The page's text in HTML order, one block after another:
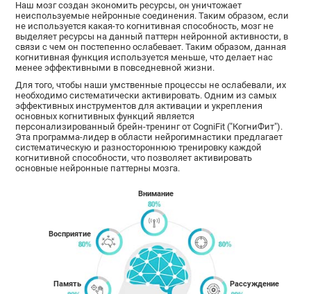
Наш мозг создан экономить ресурсы, он уничтожает
неиспользуемые нейронные соединения. Таким образом, если
не используется какая-то когнитивная способность, мозг не
выделяет ресурсы на данный паттерн нейронной активности, в
связи с чем он постепенно ослабевает. Таким образом, данная
когнитивная функция используется меньше, что делает нас
менее эффективными в повседневной жизни.
Для того, чтобы наши умственные процессы не ослабевали, их
необходимо систематически активировать. Одним из самых
эффективных инструментов для активации и укрепления
основных когнитивных функций является
персонализированный брейн-тренинг от CogniFit ("КогниФит").
Эта программа-лидер в области нейрогимнастики предлагает
систематическую и разностороннюю тренировку каждой
когнитивной способности, что позволяет активировать
основные нейронные паттерны мозга.
Память
Восприятие
Внимание
Рассуждение